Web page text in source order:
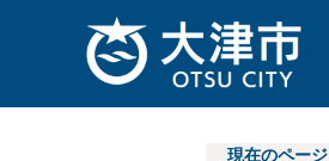
現在のページ